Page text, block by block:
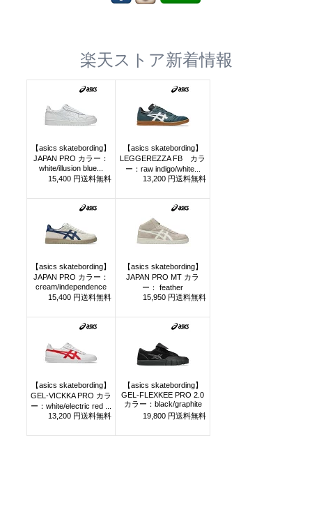
楽天ストア新着情報